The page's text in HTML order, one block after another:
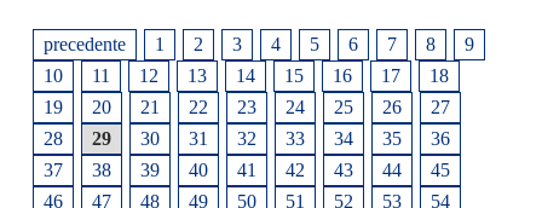
precedente 1 2 3 4 5 6 7 8
9
10
11 12 13 14 15 16 17
18
19
20 21 22 23 24 25 26
27
28
29 30 31 32 33 34 35
36
37
38 39 40 41 42 43 44
45
46
47 48 49 50 51 52 53
54